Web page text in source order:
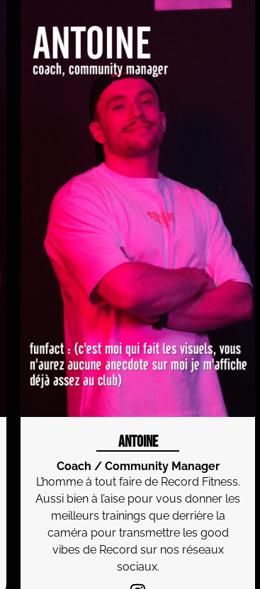
Antoine
Coach / Community Manager
L’homme à tout faire de Record Fitness.
Aussi bien à l’aise pour vous donner les
meilleurs trainings que derrière la
caméra pour transmettre les good
vibes de Record sur nos réseaux
sociaux.